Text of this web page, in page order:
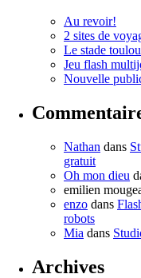
Au revoir!
2 sites de
Le stade
Jeu flash
Nouvelle
Nathan dans
gratuit
Oh mon dieu
emilien
enzo dans
robots
Mia dans
Archives